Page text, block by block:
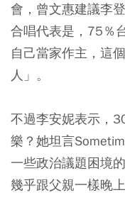
會，曾文惠建議李
合唱代表是，75％
自己當家作主，這
人」。
不過李安妮表示，
樂？她坦言
一些政治議題困境
幾乎跟父親一樣晚上